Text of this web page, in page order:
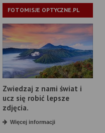
FOTOMISJE OPTYCZNE.PL
Zwiedzaj z nami świat i
ucz się robić lepsze
zdjęcia.
Więcej informacji